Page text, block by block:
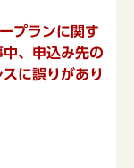
プランに関す
、申込み先の
に誤りがあり